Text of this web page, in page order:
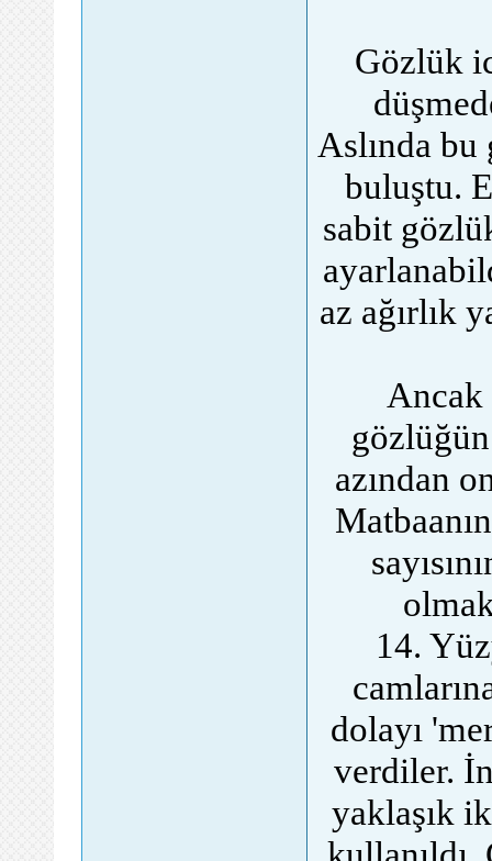
Gözlük
Aslında
buluştu.
sabit
az ağırlık
Ancak
azından
14.
dolayı
verdiler.
yaklaşık